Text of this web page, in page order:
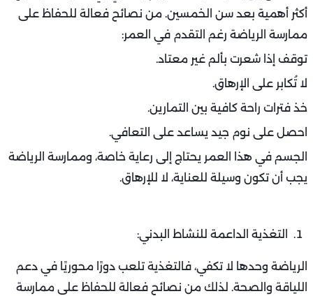
أكثر أهمية بعد سن الخمسين. من نصائح فعالة للحفاظ على
ممارسة الرياضة رغم التقدم في العمر:
توقف إذا شعرت بألم غير معتاد.
لا تُكابر على الإرهاق.
خذ فترات راحة كافية بين التمارين.
احصل على نوم جيد يساعد على التعافي.
الجسم في هذا العمر يحتاج إلى رعاية خاصة، وممارسة الرياضة
يجب أن تكون وسيلة للعناية، لا للإرهاق.
التغذية الداعمة للنشاط البدني:
الرياضة وحدها لا تكفي، فالتغذية تلعب دورًا محوريًا في دعم
اللياقة والصحة. لذلك من نصائح فعالة للحفاظ على ممارسة